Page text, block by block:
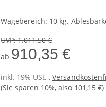
Wägebereich: 10 kg.
UVP:1.011,50 €
ab 910,35 €
inkl. 19% USt. ,
(Sie sparen 10%, also 101,15 €)